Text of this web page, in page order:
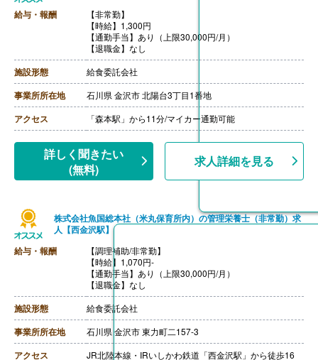
給与・報酬
【非常勤】
【時給】1,300円
【通勤手当】あり（上限30,000円/月）
【退職金】なし
施設形態 給食委託会社
事業所所在地 石川県 金沢市 北陽台3丁目1番地
アクセス 「森本駅」から11分/マイカー通勤可能
詳しく聞きたい
(無料)
求人詳細を見る
株式会社魚国総本社（米丸保育所内）の管理栄養士（非常勤）求
人【西金沢駅】
給与・報酬
【調理補助/非常勤】
【時給】1,070円-
【通勤手当】あり（上限30,000円/月）
【退職金】なし
施設形態 給食委託会社
事業所所在地 石川県 金沢市 東力町二157-3
アクセス
JR北陸本線・IRいしかわ鉄道「西金沢駅」から徒歩16